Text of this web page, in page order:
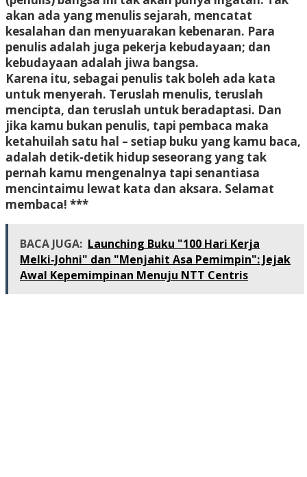
akan ada yang menulis sejarah, mencatat
kesalahan dan menyuarakan kebenaran. Para
penulis adalah juga pekerja kebudayaan; dan
kebudayaan adalah jiwa bangsa.
Karena itu, sebagai penulis tak boleh ada kata
untuk menyerah. Teruslah menulis, teruslah
mencipta, dan teruslah untuk beradaptasi. Dan
jika kamu bukan penulis, tapi pembaca maka
ketahuilah satu hal – setiap buku yang kamu baca,
adalah detik-detik hidup seseorang yang tak
pernah kamu mengenalnya tapi senantiasa
mencintaimu lewat kata dan aksara. Selamat
membaca! ***
BACA JUGA: Launching Buku "100 Hari Kerja
Melki-Johni" dan "Menjahit Asa Pemimpin": Jejak
Awal Kepemimpinan Menuju NTT Centris